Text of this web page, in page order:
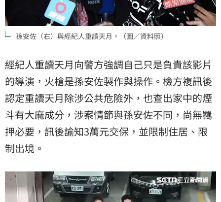
孫安佐（右）與經紀人重讀天月。（圖／資料照）
經紀人重讀天月向警方強調自己只是負責該影片
的導演，火槍是孫安佐製作與操作。檢方複訊後
認定重讀天月除涉公共危險外，也查出家中的煙
斗有大麻成分，涉案情節與孫安佐不同，尚無羈
押必要，訊後諭知3萬元交保，並限制住居、限
制出境。